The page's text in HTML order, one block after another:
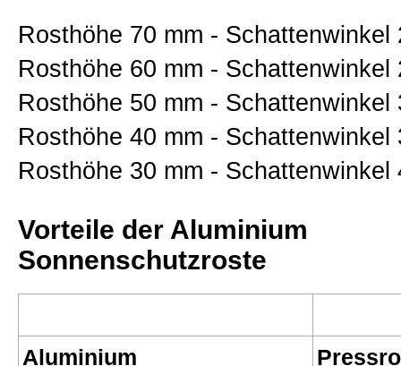
Rosthöhe 70 mm - Schattenwinkel
Rosthöhe 60 mm - Schattenwinkel
Rosthöhe 50 mm - Schattenwinkel
Rosthöhe 40 mm - Schattenwinkel
Rosthöhe 30 mm - Schattenwinkel
Vorteile der Aluminium
Sonnenschutzroste
Aluminium